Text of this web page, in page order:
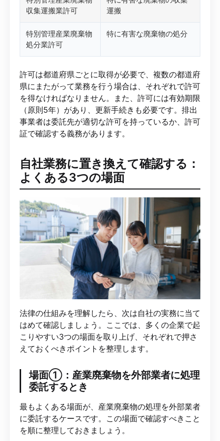
収集運搬業許可
運搬
特別管理産業廃棄物
処分業許可
特に有害な廃棄物の処分
許可は都道府県ごとに取得が必要で、複数の都道府
県にまたがって業務を行う場合は、それぞれで許可
を得なければなりません。また、許可には有効期限
（原則5年）があり、更新手続きも必要です。排出
事業者は委託先が適切な許可を持っているか、許可
証で確認する義務があります。
自社業務に置き換えて確認する：
よくある3つの場面
法律の仕組みを理解したら、次は自社の実務に当て
はめて確認しましょう。ここでは、多くの企業で起
こりやすい3つの場面を取り上げ、それぞれで押さ
えておくべきポイントを整理します。
場面①：産業廃棄物を外部業者に処理
委託するとき
最もよくある場面が、産業廃棄物の処理を外部業者
に委託するケースです。この場面で確認すべきこと
を順に整理しておきましょう。